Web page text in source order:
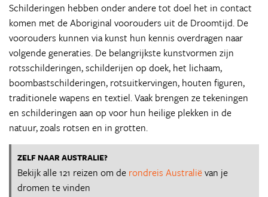
Schilderingen hebben onder andere tot doel het in contact
komen met de Aboriginal voorouders uit de Droomtijd. De
voorouders kunnen via kunst hun kennis overdragen naar
volgende generaties. De belangrijkste kunstvormen zijn
rotsschilderingen, schilderijen op doek, het lichaam,
boombastschilderingen, rotsuitkervingen, houten figuren,
traditionele wapens en textiel. Vaak brengen ze tekeningen
en schilderingen aan op voor hun heilige plekken in de
natuur, zoals rotsen en in grotten.
ZELF NAAR AUSTRALIE?
Bekijk alle 121 reizen om de rondreis Australiëvan je
dromen te vinden